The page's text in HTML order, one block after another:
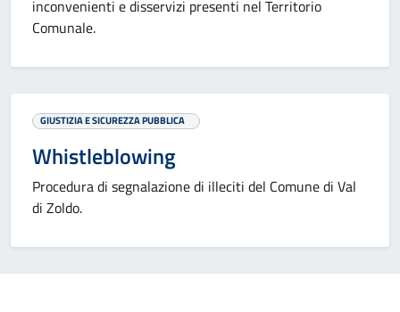
inconvenienti e disservizi presenti nel Territorio
Comunale.
GIUSTIZIA E SICUREZZA PUBBLICA
Whistleblowing
Procedura di segnalazione di illeciti del Comune di Val
di Zoldo.